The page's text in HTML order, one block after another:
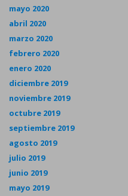
mayo 2020
abril 2020
marzo 2020
febrero 2020
enero 2020
diciembre 2019
noviembre 2019
octubre 2019
septiembre 2019
agosto 2019
julio 2019
junio 2019
mayo 2019